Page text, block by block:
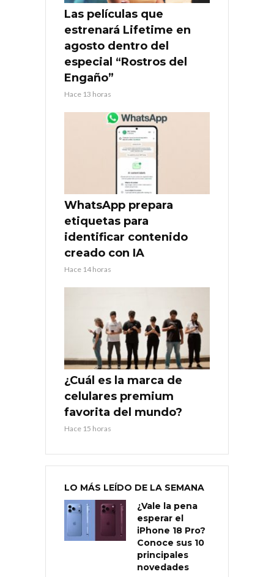
Las películas que
estrenará Lifetime en
agosto dentro del
especial “Rostros del
Engaño”
Hace 13 horas
WhatsApp prepara
etiquetas para
identificar contenido
creado con IA
Hace 14 horas
¿Cuál es la marca de
celulares premium
favorita del mundo?
Hace 15 horas
LO MÁS LEÍDO DE LA SEMANA
¿Vale la pena
esperar el
iPhone 18 Pro?
Conoce sus 10
principales
novedades